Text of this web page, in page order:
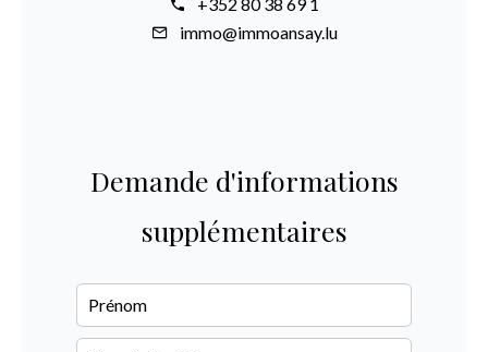
immo@immoansay.lu
Demande d'informations
supplémentaires